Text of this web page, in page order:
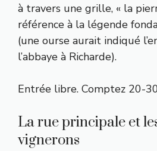
à travers une grille, « la
référence à la légende
(une ourse aurait indiqué
l’abbaye à Richarde).
Entrée libre. Comptez 20-
La rue principale et
vignerons